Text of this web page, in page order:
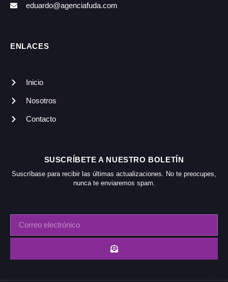
eduardo@agenciafuda.com
ENLACES
Inicio
Nosotros
Contacto
SUSCRÍBETE A NUESTRO BOLETÍN
Suscríbase para recibir las últimas actualizaciones. No te preocupes,
nunca te enviaremos spam.